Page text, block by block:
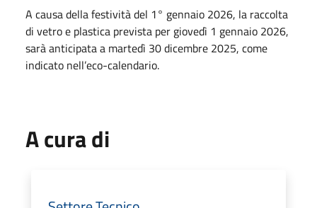
A causa della festività del 1° gennaio 2026, la raccolta
di vetro e plastica prevista per giovedì 1 gennaio 2026,
sarà anticipata a martedì 30 dicembre 2025, come
indicato nell’eco-calendario.
A cura di